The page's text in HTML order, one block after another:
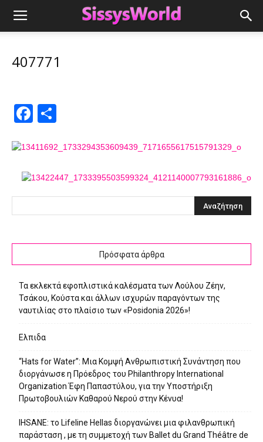
407771
Facebook
Πρόσφατα άρθρα
Τα εκλεκτά εφοπλιστικά καλέσματα των Λούλου Ζέην,
Τσάκου, Κούστα και άλλων ισχυρών παραγόντων της
ναυτιλίας στο πλαίσιο των «Posidonia 2026»!
Ελπιδα
“Hats for Water”: Μια Κομψή Ανθρωπιστική Συνάντηση που
διοργάνωσε η Πρόεδρος του Philanthropy International
Organization Έφη Παπαστύλου, για την Υποστήριξη
Πρωτοβουλιών Καθαρού Νερού στην Κένυα!
IHSANE: το Lifeline Hellas διοργανώνει μια φιλανθρωπική
παράσταση , με τη συμμετοχή των Ballet du Grand Théâtre de